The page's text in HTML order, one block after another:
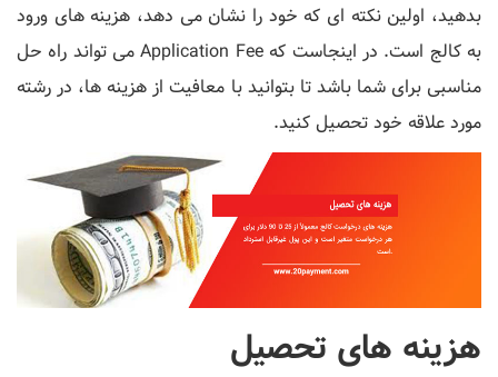
بدهید، اولین نکته ای که خود را نشان می دهد، هزینه های ورود
به کالج است. در اینجاست که Application Fee می تواند راه حل
مناسبی برای شما باشد تا بتوانید با معافیت از هزینه ها، در رشته
مورد علاقه خود تحصیل کنید.
هزینه های تحصیل